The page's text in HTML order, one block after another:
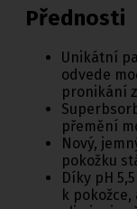
Přednosti
Unikátní
odvede
pronikání
přemění
Nový,
pokožku
Díky pH
k